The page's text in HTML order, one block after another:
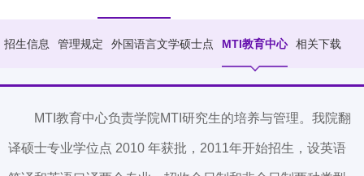
招生信息 管理规定 外国语言文学硕士点 MTI教育中心 相关下载
MTI教育中心负责学院MTI研究生的培养与管理。我院翻
译硕士专业学位点 2010 年获批，2011年开始招生，设英语